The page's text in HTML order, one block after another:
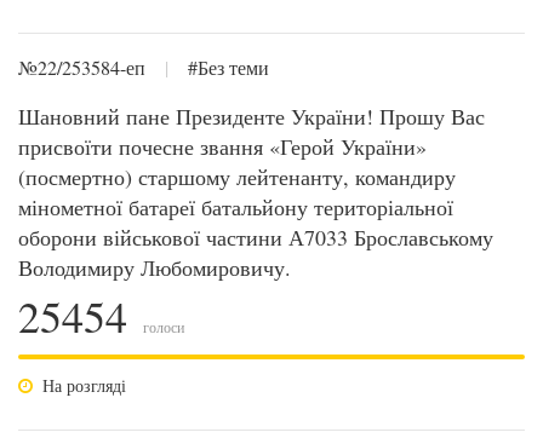
№22/253584-еп | #Без теми
Шановний пане Президенте України! Прошу Вас
присвоїти почесне звання «Герой України»
(посмертно) старшому лейтенанту, командиру
мінометної батареї батальйону територіальної
оборони військової частини А7033 Брославському
Володимиру Любомировичу.
25454 голоси
На розгляді